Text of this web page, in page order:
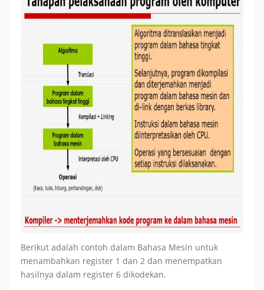
Berikut adalah contoh dalam Bahasa Mesin untuk
menambahkan register 1 dan 2 dan menempatkan
hasilnya dalam register 6 dikodekan.